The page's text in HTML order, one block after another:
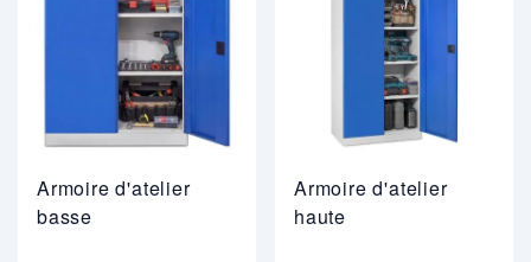
Armoire d'atelier
basse
Armoire d'atelier
haute